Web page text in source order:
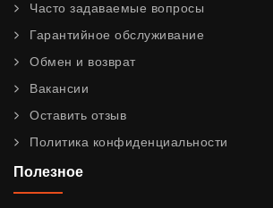
Часто задаваемые вопросы
Гарантийное обслуживание
Обмен и возврат
Вакансии
Оставить отзыв
Политика конфиденциальности
Полезное